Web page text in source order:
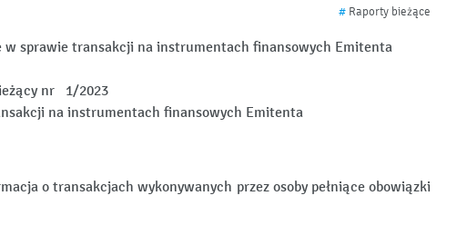
# Raporty bieżące
w sprawie transakcji na instrumentach finansowych Emitenta
nr 1/2023
na instrumentach finansowych Emitenta
o transakcjach wykonywanych przez osoby pełniące obowiązki